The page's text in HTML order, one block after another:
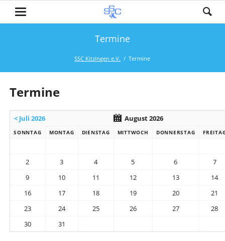
Termine
SSC Kitzingen e.V. Termine
Termine
< Juli 2026 August 2026
SONNTAG MONTAG DIENSTAG MITTWOCH DONNERSTAG
2 3 4 5 6
7
9
10 11 12 13
14
16
17 18 19 20
21
23
24 25 26 27
28
30
31